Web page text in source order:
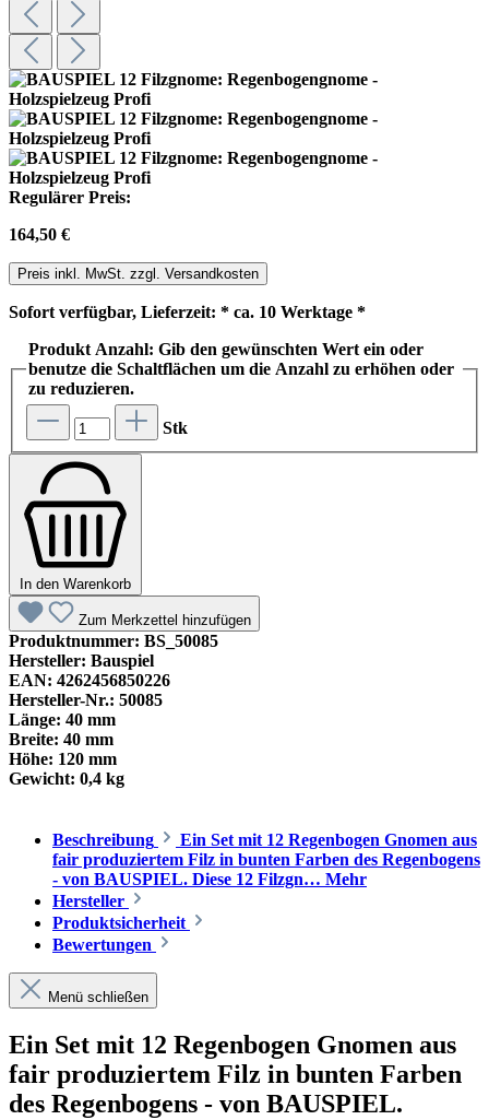
Regulärer Preis:
164,50 €
Preis inkl. MwSt. zzgl. Versandkosten
Sofort verfügbar, Lieferzeit: * ca. 10 Werktage *
Produkt Anzahl: Gib den gewünschten Wert ein oder
benutze die Schaltflächen um die Anzahl zu erhöhen oder
zu reduzieren.
Stk
In den Warenkorb
Zum Merkzettel hinzufügen
Produktnummer: BS_50085
Hersteller: Bauspiel
EAN: 4262456850226
Hersteller-Nr.: 50085
Länge: 40 mm
Breite: 40 mm
Höhe: 120 mm
Gewicht: 0,4 kg
Beschreibung
Ein Set mit 12 Regenbogen Gnomen aus
fair produziertem Filz in bunten Farben des Regenbogens
- von BAUSPIEL. Diese 12 Filzgn… Mehr
Hersteller
Produktsicherheit
Bewertungen
Menü schließen
Ein Set mit 12 Regenbogen Gnomen aus
fair produziertem Filz in bunten Farben
des Regenbogens - von BAUSPIEL.